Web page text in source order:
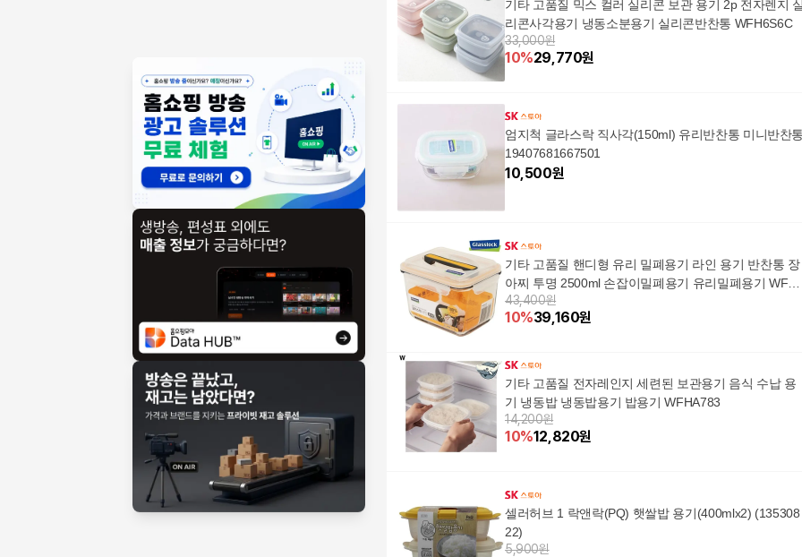
기타 고품질 믹스 컬러 실리콘 보관 용기 2p 전자렌지
리콘사각용기 냉동소분용기 실리콘반찬통 WFH6S6C
33,000원
10%29,770원
엄지척 글라스락 직사각(150ml) 유리반찬통 미니반찬
19407681667501
10,500원
기타 고품질 핸디형 유리 밀폐용기 라인 용기 반찬통 장
아찌 투명 2500ml 손잡이밀폐용기 유리밀폐용기
H4L
43,400원
10%39,160원
기타 고품질 전자레인지 세련된 보관용기 음식 수납 용
기 냉동밥 냉동밥용기 밥용기 WFHA783
14,200원
10%12,820원
셀러허브 1 락앤락(PQ) 햇쌀밥 용기(400mlx2) (135308
22)
5,900원